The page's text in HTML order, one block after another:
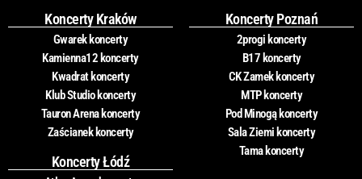
Koncerty Kraków
Gwarek koncerty
Kamienna12 koncerty
Kwadrat koncerty
Klub Studio koncerty
Tauron Arena koncerty
Zaścianek koncerty
Koncerty Łódź
Koncerty Poznań
2progi koncerty
B17 koncerty
CK Zamek koncerty
MTP koncerty
Pod Minogą koncerty
Sala Ziemi koncerty
Tama koncerty